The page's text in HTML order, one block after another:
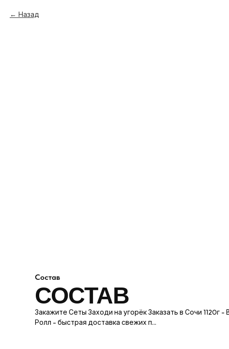
Назад
Состав
СОСТАВ
Закажите Сеты Заходи на угорёк Заказать в Сочи 1120г
Ролл - быстрая доставка свежих п...